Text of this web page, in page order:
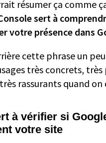
résumer ça comme
sert à
votre présence dans
cette phrase un
très concrets,
rassurants quand on
à vérifier si
votre site